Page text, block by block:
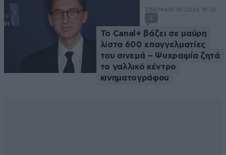
ΣΙΝΕΜΑ 18·05·2026 15:33
2
Το Canal+ βάζει σε μαύρη
λίστα 600 επαγγελματίες
του σινεμά – Ψυχραιμία ζητά
το γαλλικό κέντρο
κινηματογράφου